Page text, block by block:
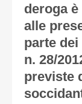
deroga
alle
parte
n. 28/
previste